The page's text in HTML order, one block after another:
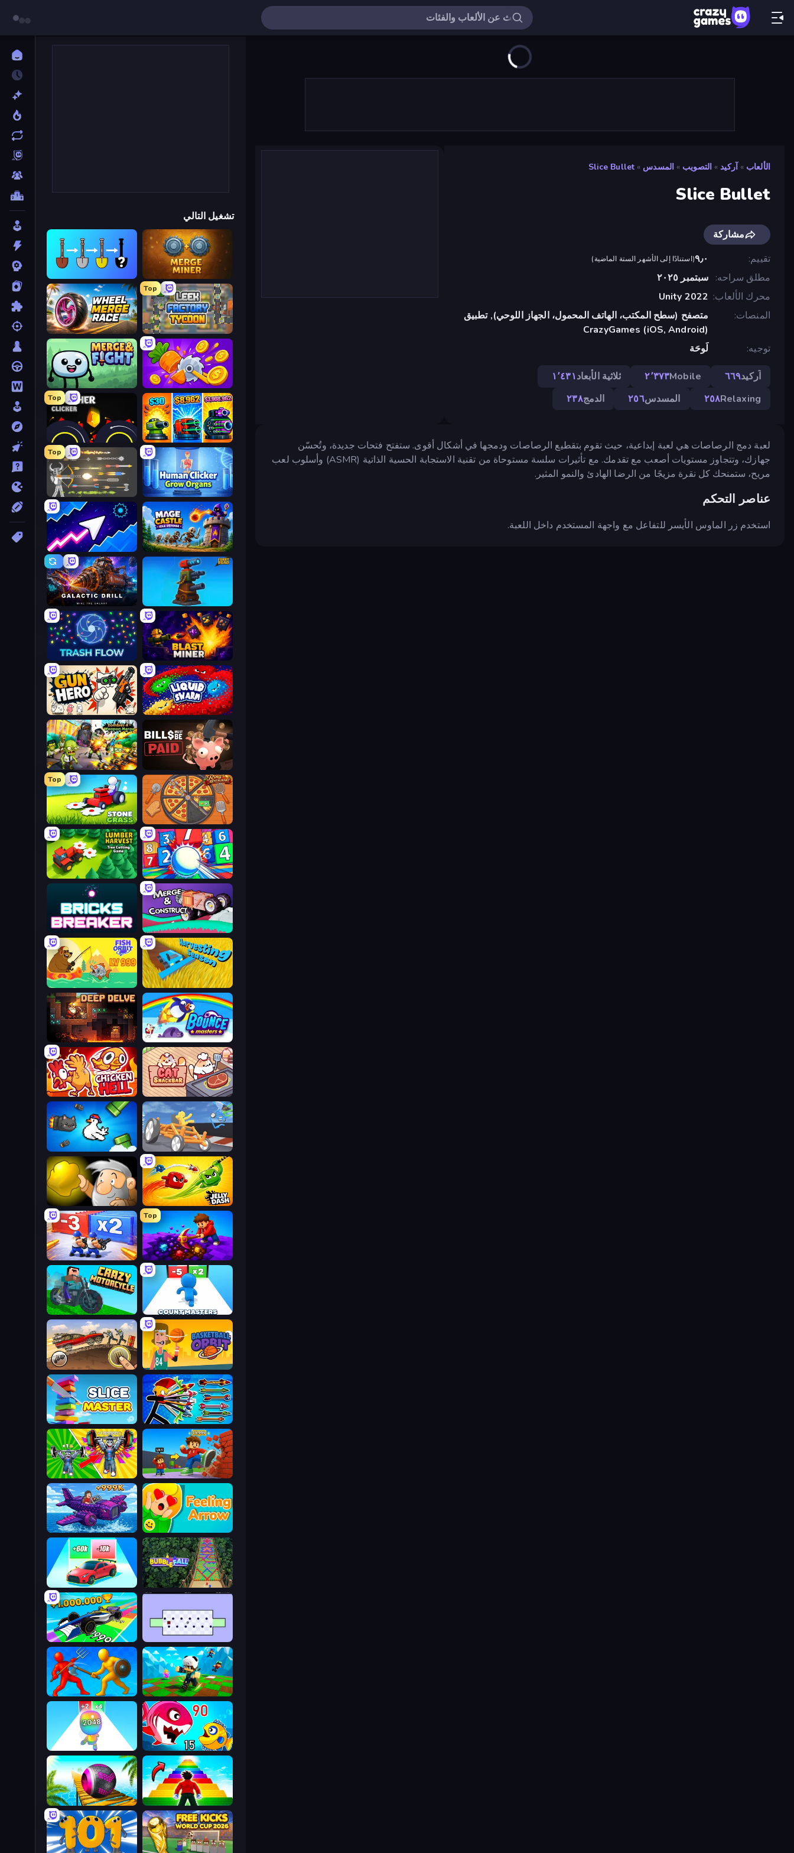
الألعاب » آركيد » التصويب » المسدس »
Slice Bullet
Slice Bullet
مشاركة
تقييم
٩٫٠(استنادًا إلى الأشهر الستة الماضية)
مطلق سراحه
سبتمبر ٢٠٢٥
محرك الألعاب Unity 2022
المنصات
متصفح (سطح المكتب، الهاتف المحمول، الجهاز اللوحي), تطبيق
CrazyGames (iOS, Android)
توجيه
لَوحَة
آركيد٦٦٩ Mobile٢٬٣٧٣ ثلاثية الأبعاد١٬٤٣١
Relaxing٢٥٨ المسدس٢٥٦ الدمج٢٣٨
لعبة دمج الرصاصات هي لعبة إبداعية، حيث تقوم بتقطيع الرصاصات ودمجها في أشكال أقوى. ستفتح فتحات جديدة، وتُحسّن
جهازك، وتتجاوز مستويات أصعب مع تقدمك. مع تأثيرات سلسة مستوحاة من تقنية الاستجابة الحسية الذاتية (ASMR) وأسلوب لعب
مريح، ستمنحك كل نقرة مزيجًا من الرضا الهادئ والنمو المثير.
عناصر التحكم
استخدم زر الماوس الأيسر للتفاعل مع واجهة المستخدم داخل اللعبة.
تشغيل التالي
Merge Miner
Top
Leek Factory Tycoon
Wheel Merge Race
Farm Ring Idle
Merge & Fight
Pumpkin Defense: Merge Cannon
Top
Crusher Clicker
Human Clicker: Grow Organs
Top
Ragdoll Archers
Mage Castle Idle Defense
Space Waves
Furry Road
Galactic Drill
Blast Miner
Trash Flow
Liquid Swarm
Gun Hero: Cat Survival
Bills Must Be Paid
Zombies 4 Weapon Merge
Ring Restaurant
Top
Stone Grass: Mowing Simulator
Entropy
Lumber Harvest: Tree Cutting Game
Merge & Construct
Bricks Breaker
Harvesting Season
Fish Orbit
Bouncemasters
Deep Delve
Cat Snack Bar
Chicken Hell
Draw Crash Race
Honk
Jelly Dash
Gold Miner
Top
Obby: Dig Down
Battle Brigade
Count Masters: Stickman Games
Crazy Motorcycle
Basketball Orbit
Earn to Die: Zombie Ride
Archer Ragdoll Masters
Slice Master
Obby: +1 Click Wall Breaker
Obby: Gym Simulator, Escape
Feeling Arrow
Obby Plane Power Challenge: Fly
Bubble Fall
World's Hardest Game
Obby Car Challenge: Drive
Robby: Many Games
Epic Sword Battle! Fight in Arena
Fish Eat Getting Big
Man Runner 2048
Obby Highest Jump Ever
Rolling Balls Sea Race